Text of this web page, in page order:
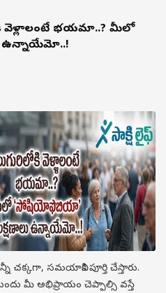
వెళ్లాలంటే భయమా..? మీలో
చక్కగా, సమయానికి పూర్తి చేస్తారు.
మీ అభిప్రాయం చెప్పాల్సి వస్తే